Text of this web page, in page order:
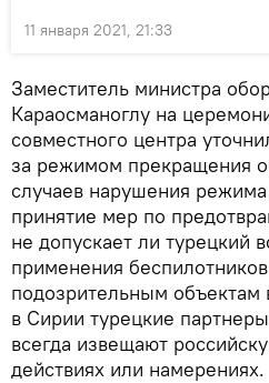
11 января 2021, 21:33
Заместитель министра
Караосманоглу на
совместного центра
за режимом прекращения
случаев нарушения
принятие мер по
не допускает ли турецкий
применения
подозрительным объектам
в Сирии турецкие
всегда извещают
действиях или намерениях.